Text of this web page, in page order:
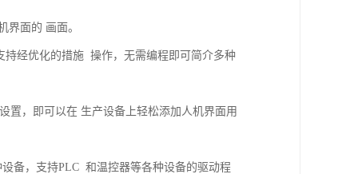
界面的 画面。
经优化的措施 操作，无需编程即可简介多种
，即可以在 生产设备上轻松添加人机界面用
备，支持PLC 和温控器等各种设备的驱动程